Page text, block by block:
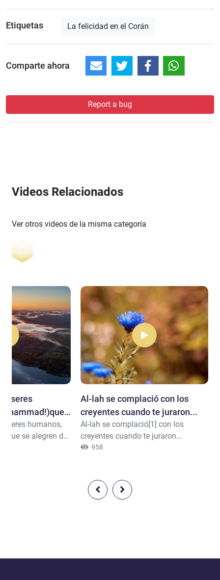
Etiquetas La felicidad en el Corán
Comparte ahora
Report a bug
Videos Relacionados
Ver otros videos de la misma categoría
Al-lah se complació con los
creyentes cuando te juraron...
Al-lah se complació[1] con los
creyentes cuando te juraron
fidelidad bajo el árbol (en
sosiego sobre ellos y los
recompensó con una
958
seres
y de la
Dios
seres humanos,
que se alegren del